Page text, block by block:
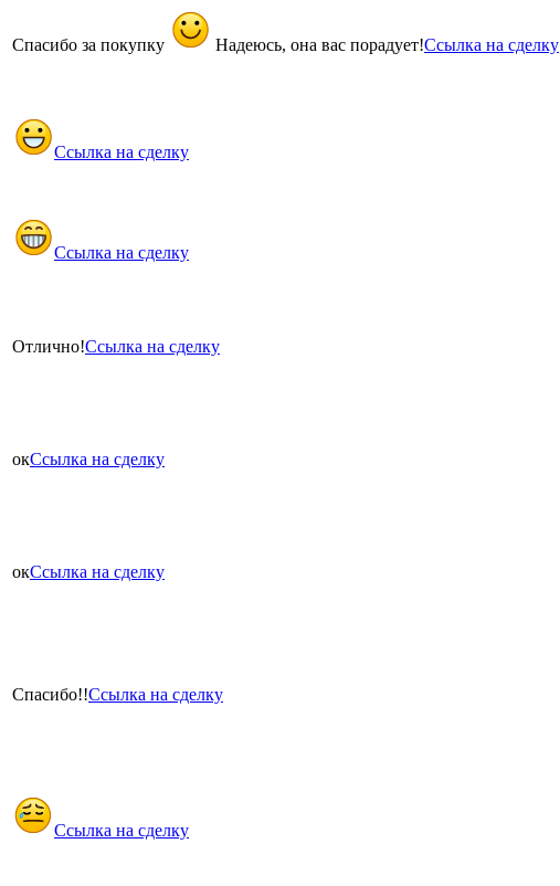
Спасибо за покупку Надеюсь, она вас порадует!Ссылка на сделку
Ссылка на сделку
Ссылка на сделку
Отлично!Ссылка на сделку
окСсылка на сделку
окСсылка на сделку
Спасибо!!Ссылка на сделку
Ссылка на сделку